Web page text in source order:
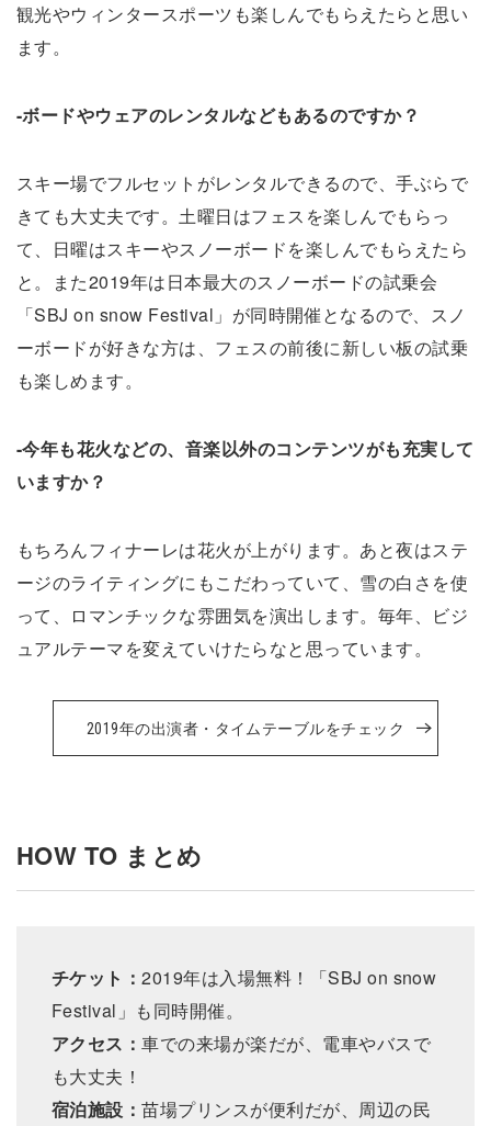
観光やウィンタースポーツも楽しんでもらえたらと思い
ます。
-ボードやウェアのレンタルなどもあるのですか？
スキー場でフルセットがレンタルできるので、手ぶらで
きても大丈夫です。土曜日はフェスを楽しんでもらっ
て、日曜はスキーやスノーボードを楽しんでもらえたら
と。また2019年は日本最大のスノーボードの試乗会
「SBJ on snow Festival」が同時開催となるので、スノ
ーボードが好きな方は、フェスの前後に新しい板の試乗
も楽しめます。
-今年も花火などの、音楽以外のコンテンツがも充実して
いますか？
もちろんフィナーレは花火が上がります。あと夜はステ
ージのライティングにもこだわっていて、雪の白さを使
って、ロマンチックな雰囲気を演出します。毎年、ビジ
ュアルテーマを変えていけたらなと思っています。
2019年の出演者・タイムテーブルをチェック
HOW TO まとめ
チケット：2019年は入場無料！「SBJ on snow
Festival」も同時開催。
アクセス：車での来場が楽だが、電車やバスで
も大丈夫！
宿泊施設：苗場プリンスが便利だが、周辺の民